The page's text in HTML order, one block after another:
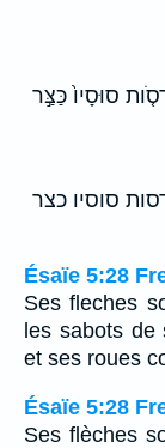
סוּסָיו֙ כַּצַּ֣ר
סוסיו כצר
Ésaïe 5:28
Ses fleches
les sabots
et ses roues
Ésaïe 5:28
Ses flèches